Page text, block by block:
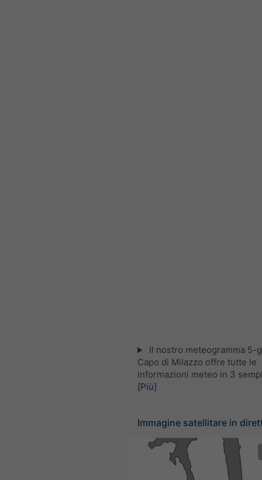
Il nostro meteogramma 5-
Capo di Milazzo offre tutte le
informazioni meteo in 3
[Più]
Immagine satellitare in